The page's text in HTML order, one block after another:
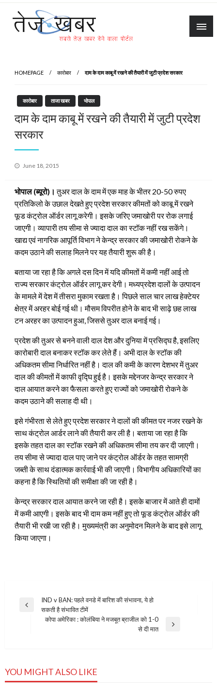
Skip
content
HOMEPAGE कारोबार दाम के दाम काबू में रखने की तैयारी में जुटी प्रदेश सरकार
कारोबार ताजा खबर भोपाल
दाम के दाम काबू में रखने की तैयारी में जुटी प्रदेश
सरकार
Posted
June 18, 2015
भोपाल (ब्यूरो)। तुअर दाल के दाम में एक माह के भीतर 20-50 रुपए
प्रतिकिलो के उछाल देखते हुए प्रदेश सरकार कीमतों को काबू में रखने
फूड कंट्रोल ऑर्डर लागू करेगी। इसके जरिए जमाखोरी पर रोक लगाई
जाएगी। व्यापारी तय सीमा से ज्यादा दाल का स्टॉक नहीं रख सकेंगे।
खाद्य एवं नागरिक आपूर्ति विभाग ने केन्द्र सरकार की जमाखोरी रोकने के
कदम उठाने की सलाह मिलने पर यह तैयारी शुरू की है।
बताया जा रहा है कि अगले दस दिन में यदि कीमतों में कमी नहीं आई तो
राज्य सरकार कंट्रोल ऑर्डर लागू कर देगी। मध्यप्रदेश दालों के उत्पादन
के मामले में देश में तीसरा मुकाम रखता है। पिछले साल चार लाख हेक्टेयर
क्षेत्र में अरहर बोई गई थी। मौसम विपरीत होने के बाद भी साढ़े छह लाख
टन अरहर का उत्पादन हुआ, जिससे तुअर दाल बनाई गई।
प्रदेश की तुअर से बनने वाली दाल देश और दुनिया में प्रसिद्घ है, इसलिए
कारोबारी दाल बनाकर स्टॉक कर लेते हैं। अभी दाल के स्टॉक की
अधिकतम सीमा निर्धारित नहीं है। दाल की कमी के कारण देशभर में तुअर
दाल की कीमतों में काफी वृद्घि हुई है। इसके मद्देनजर केन्द्र सरकार ने
दाल आयात करने का फैसला करते हुए राज्यों को जमाखोरी रोकने के
कदम उठाने की सलाह दी थी।
इसे गंभीरता से लेते हुए प्रदेश सरकार ने दालों की कीमत पर नजर रखने के
साथ कंट्रोल आर्डर लाने की तैयारी कर ली है। बताया जा रहा है कि
इसके तहत दाल का स्टॉक रखने की अधिकतम सीमा तय कर दी जाएगी।
तय सीमा से ज्यादा दाल पाए जाने पर कंट्रोल ऑर्डर के तहत सामग्री
जब्ती के साथ दंडात्मक कार्रवाई भी की जाएगी। विभागीय अधिकारियों का
कहना है कि स्थितियों की समीक्षा की जा रही है।
केन्द्र सरकार दाल आयात करने जा रही है। इसके बाजार में आते ही दामों
में कमी आएगी। इसके बाद भी दाम कम नहीं हुए तो फूड कंट्रोल ऑर्डर की
तैयारी भी रखी जा रही है। मुख्यमंत्री का अनुमोदन मिलने के बाद इसे लागू
किया जाएगा।
Post
navigation
Previous
IND v BAN: पहले वनडे में बारिश की संभावना, ये हो
सकती है संभावित टीमें
कोपा अमेरिका : कोलंबिया ने मजबूत ब्राजील को 1-0
से दी मात
YOU MIGHT ALSO LIKE